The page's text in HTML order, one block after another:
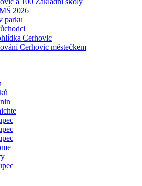
2026
parku
Cerhovic
Cerhovic městečkem